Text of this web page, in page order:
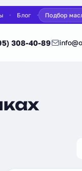
Блог Подбор
308-40-89